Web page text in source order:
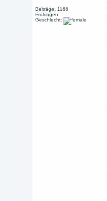
Beiträge: 1166
Frickingen
Geschlecht: